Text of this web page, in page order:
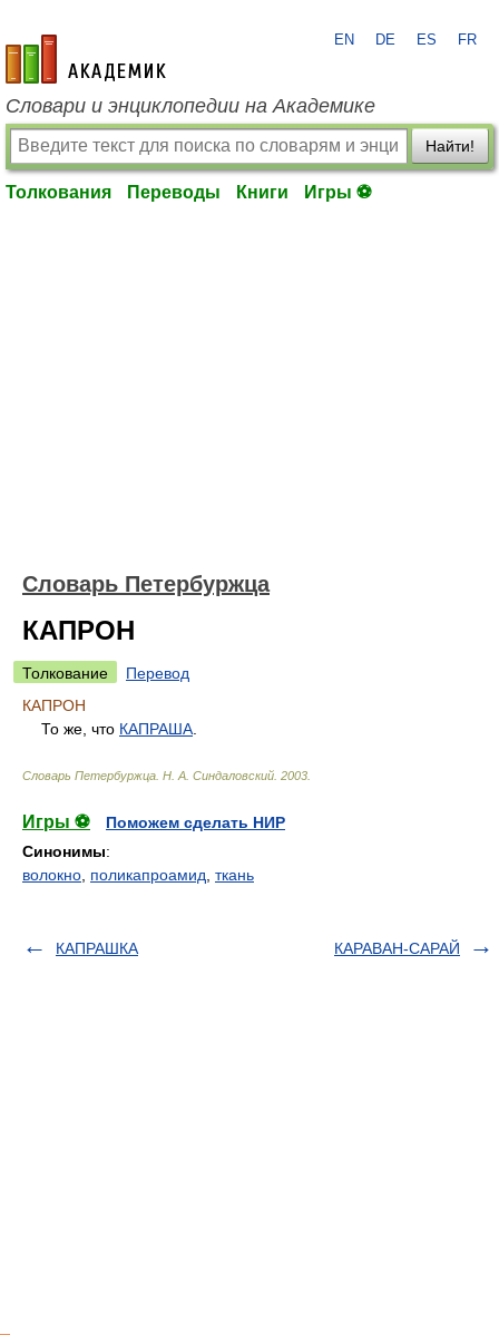
academic.ru
EN DE ES FR
Словари и энциклопедии на Академике
Найти!
Толкования Переводы Книги Игры ⚽
Словарь Петербуржца
КАПРОН
Толкование
Перевод
КАПРОН
То же, что КАПРАША
Словарь Петербуржца Н. А. Синдаловский 2003
Игры ⚽
Поможем сделать НИР
Синонимы:
волокно поликапроамид ткань
КАПРАШКА КАРАВАН-САРАЙ